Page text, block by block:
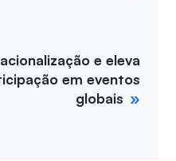
e eleva
em eventos
globais